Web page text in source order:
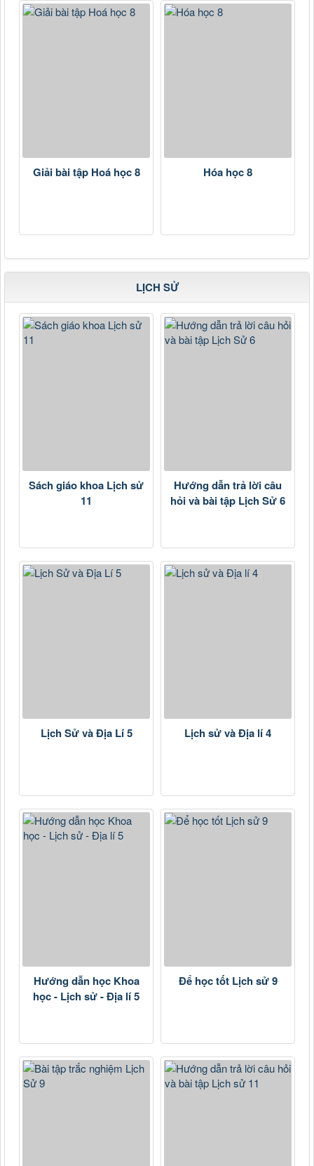
Giải bài tập Hoá học 8 Hóa học 8
LỊCH SỬ
Sách giáo khoa Lịch sử
11
Hướng dẫn trả lời câu
hỏi và bài tập Lịch Sử 6
Lịch Sử và Địa Lí 5 Lịch sử và Địa lí 4
Hướng dẫn học Khoa
học - Lịch sử - Địa lí 5
Để học tốt Lịch sử 9